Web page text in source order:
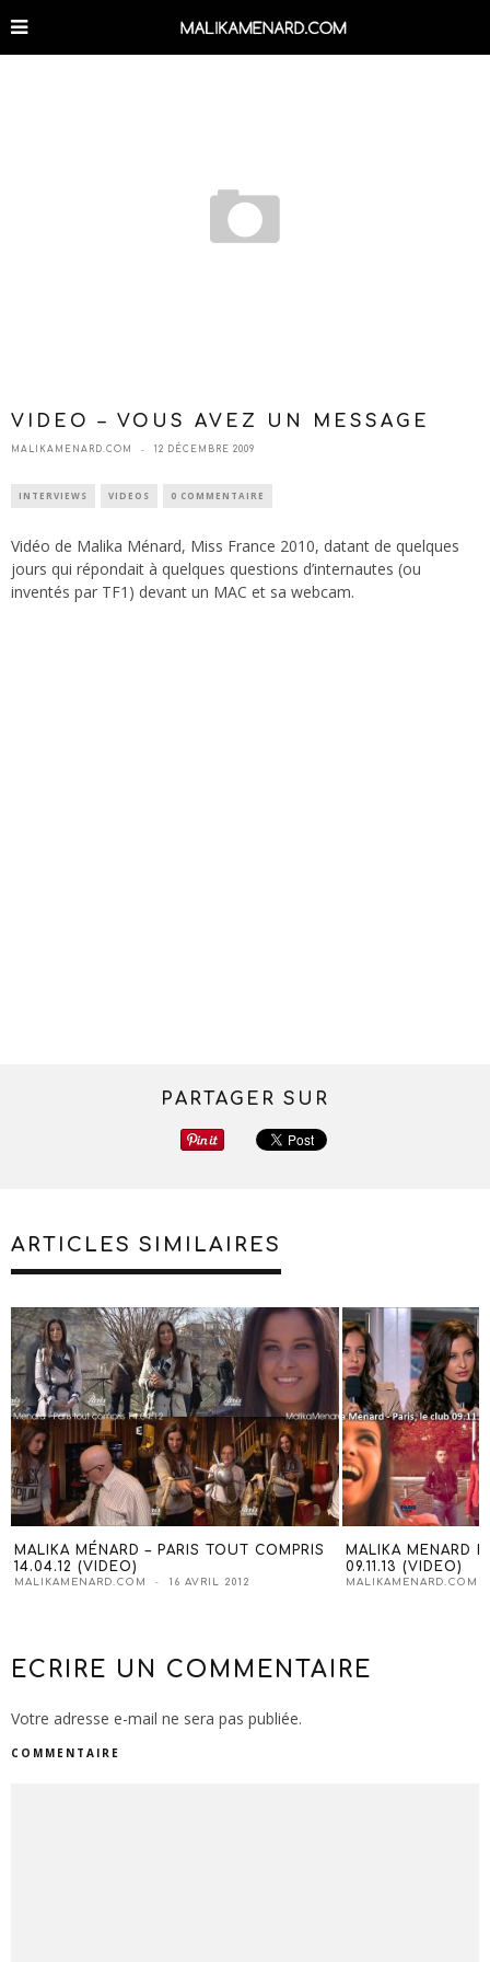
VIDEO – VOUS AVEZ UN MESSAGE
MALIKAMENARD.COM 12 DÉCEMBRE 2009
INTERVIEWS VIDEOS 0 COMMENTAIRE
Vidéo de Malika Ménard, Miss France 2010, datant de quelques
jours qui répondait à quelques questions d’internautes (ou
inventés par TF1) devant un MAC et sa webcam.
PARTAGER SUR
ARTICLES SIMILAIRES
MALIKA MÉNARD – PARIS TOUT COMPRIS
14.04.12 (VIDEO)
MALIKAMENARD.COM 16 AVRIL 2012
MALIKA MENARD
09.11.13 (VIDEO)
MALIKAMENARD.COM
ECRIRE UN COMMENTAIRE
Votre adresse e-mail ne sera pas publiée.
COMMENTAIRE